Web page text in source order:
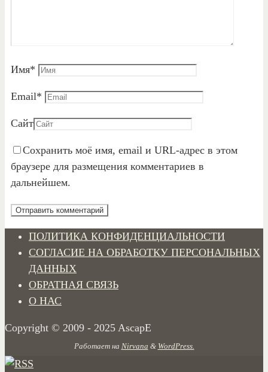
Имя*
Email*
Сайт
Сохранить моё имя, email и URL-адрес в этом
браузере для размещения комментариев в
дальнейшем.
ПОЛИТИКА КОНФИДЕНЦИАЛЬНОСТИ
СОГЛАСИЕ НА ОБРАБОТКУ ПЕРСОНАЛЬНЫХ
ДАННЫХ
ОБРАТНАЯ СВЯЗЬ
О НАС
Copyright © 2009 - 2025 AscapE
Работает на Nirvana & WordPress.